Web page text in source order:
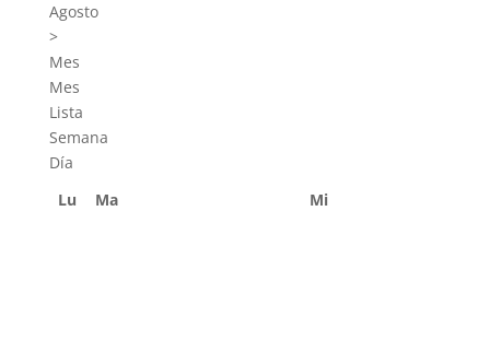
Agosto
>
Mes
Mes
Lista
Semana
Día
Lu
Ma Mi